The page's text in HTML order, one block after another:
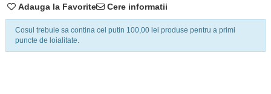
Adauga la Favorite
Cosul trebuie sa contina cel putin 100,00 lei produse pentru a primi
puncte de loialitate.
Cere informatii
Mărime CH5
Tensiune 250 V